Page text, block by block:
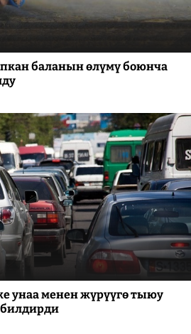
баланын өлүмү боюнча
унаа менен жүрүүгө тыюу